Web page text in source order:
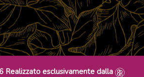
esclusivamente dalla